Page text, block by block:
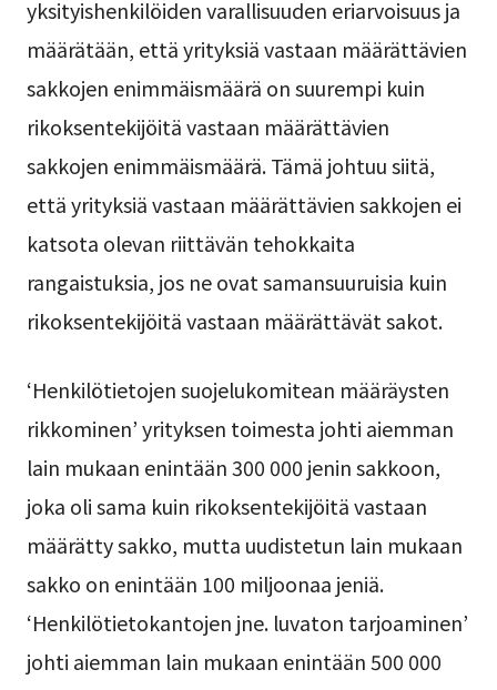
yksityishenkilöiden varallisuuden eriarvoisuus ja
määrätään, että yrityksiä vastaan määrättävien
sakkojen enimmäismäärä on suurempi kuin
rikoksentekijöitä vastaan määrättävien
sakkojen enimmäismäärä. Tämä johtuu siitä,
että yrityksiä vastaan määrättävien sakkojen ei
katsota olevan riittävän tehokkaita
rangaistuksia, jos ne ovat samansuuruisia kuin
rikoksentekijöitä vastaan määrättävät sakot.
‘Henkilötietojen suojelukomitean määräysten
rikkominen’ yrityksen toimesta johti aiemman
lain mukaan enintään 300 000 jenin sakkoon,
joka oli sama kuin rikoksentekijöitä vastaan
määrätty sakko, mutta uudistetun lain mukaan
sakko on enintään 100 miljoonaa jeniä.
‘Henkilötietokantojen jne. luvaton tarjoaminen’
johti aiemman lain mukaan enintään 500 000